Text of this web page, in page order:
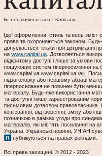
Бізнес починається з Капіталу
Ідеї оформлення, стиль та весь зміст
права та охороняються законом.
допускається тільки при дотриманні
на www.capital.ua. Дозволяється
відкритому доступі і лише за умови
пошукових систем гіперпосилання на
www.capital.ua www.capital.ua /a>.
підзаголовку або першому абзаці
гіперпосилання не повинен бути
матеріалу. Будь-яке використання
та доступні лише зареєстрованим
письмовим дозволом правовласника.
копіювання, відтворення, зміну або
позначкою в рамках угоди про
матеріалів, які містять посилання
Україна, Українські новини, УНІАН
публікуються на правах реклами.
Всі права захищені. © 2012 - 2023